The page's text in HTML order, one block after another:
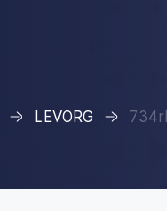
LEVORG